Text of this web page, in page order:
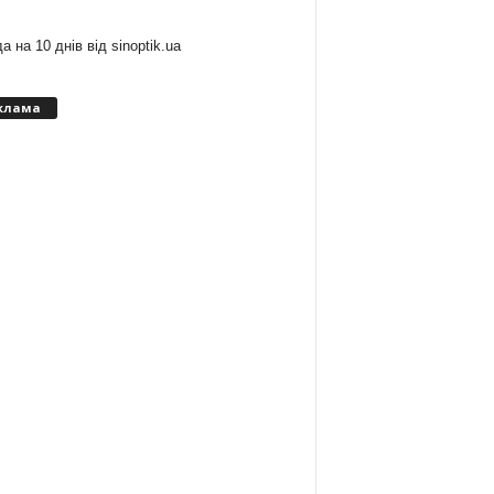
на 10 днів від sinoptik.ua